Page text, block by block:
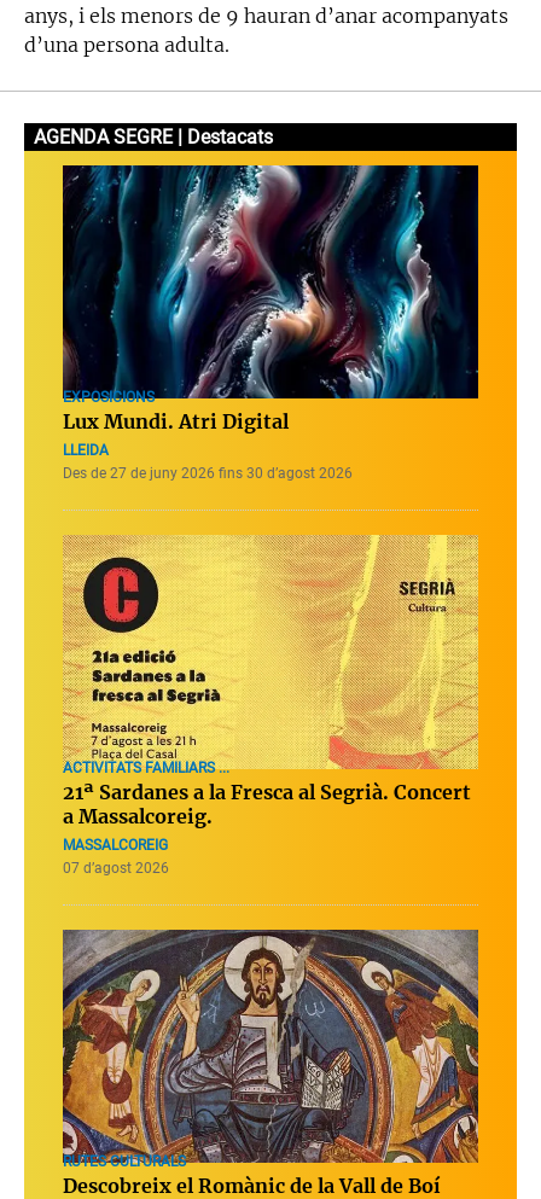
anys, i els menors de 9 hauran d’anar acompanyats
d’una persona adulta.
AGENDA SEGRE | Destacats
EXPOSICIONS
Lux Mundi. Atri Digital
LLEIDA
Des de 27 de juny 2026 fins 30 d’agost 2026
ACTIVITATS FAMILIARS ...
21ª Sardanes a la Fresca al Segrià. Concert
a Massalcoreig.
MASSALCOREIG
07 d’agost 2026
RUTES CULTURALS
Descobreix el Romànic de la Vall de Boí